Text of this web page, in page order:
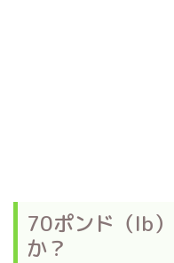
70ポンド（lb
か？